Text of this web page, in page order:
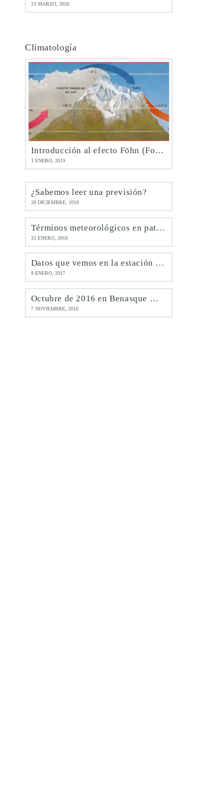
23 MARZO, 2026
Climatología
Introducción al efecto Föhn (Foehn)
1 ENERO, 2019
¿Sabemos leer una previsión?
28 DICIEMBRE, 2018
Términos meteorológicos en patués
25 ENERO, 2018
Datos que vemos en la estación de Benasque @meteobenás
9 ENERO, 2017
Octubre de 2016 en Benasque @meteobenás
7 NOVIEMBRE, 2016